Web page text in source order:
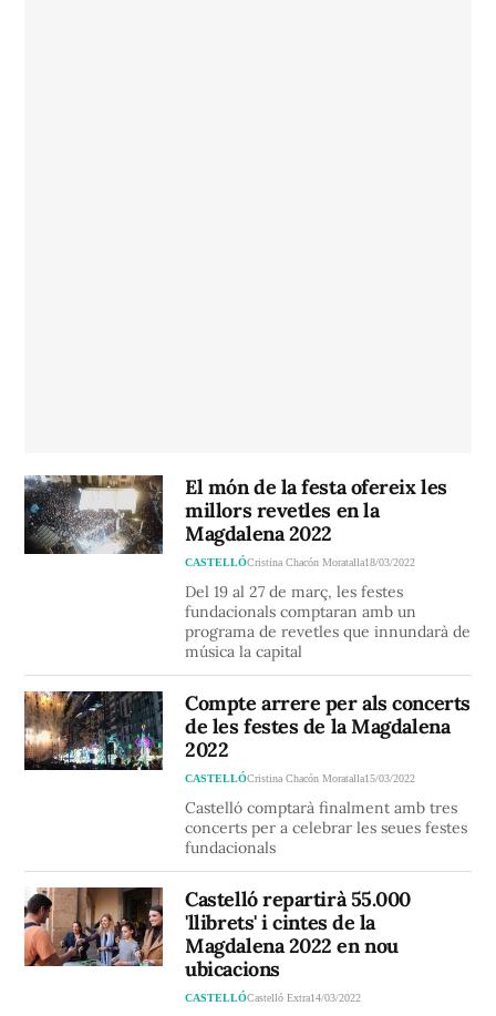
El món de la festa ofereix les
millors revetles en la
Magdalena 2022
CASTELLÓCristina Chacón Moratalla18/03/2022
Del 19 al 27 de març, les festes
fundacionals comptaran amb un
programa de revetles que innundarà de
música la capital
Compte arrere per als concerts
de les festes de la Magdalena
2022
CASTELLÓCristina Chacón Moratalla15/03/2022
Castelló comptarà finalment amb tres
concerts per a celebrar les seues festes
fundacionals
Castelló repartirà 55.000
'llibrets' i cintes de la
Magdalena 2022 en nou
ubicacions
CASTELLÓCastelló Extra14/03/2022